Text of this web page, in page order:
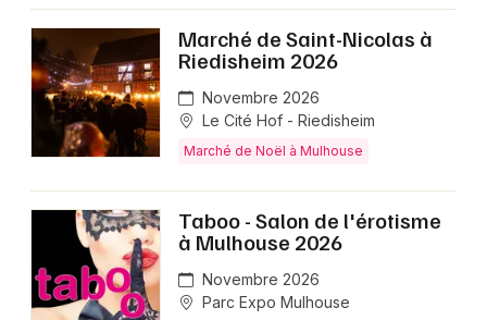
Marché de Saint-Nicolas à
Riedisheim 2026
Novembre 2026
Le Cité Hof - Riedisheim
Marché de Noël à Mulhouse
Taboo - Salon de l'érotisme
à Mulhouse 2026
Novembre 2026
Parc Expo Mulhouse